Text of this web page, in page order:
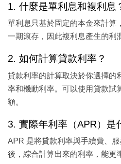
1. 什麼是單利息和複利息
單利息只基於固定的本金來計算
一期滾存，因此複利息產生的利
2. 如何計算貸款利率？
貸款利率的計算取決於你選擇的
率和機動利率。可以使用貸款試
額。
3. 實際年利率（APR）是
APR 是將貸款利率與手續費、
後，綜合計算出來的利率，能更